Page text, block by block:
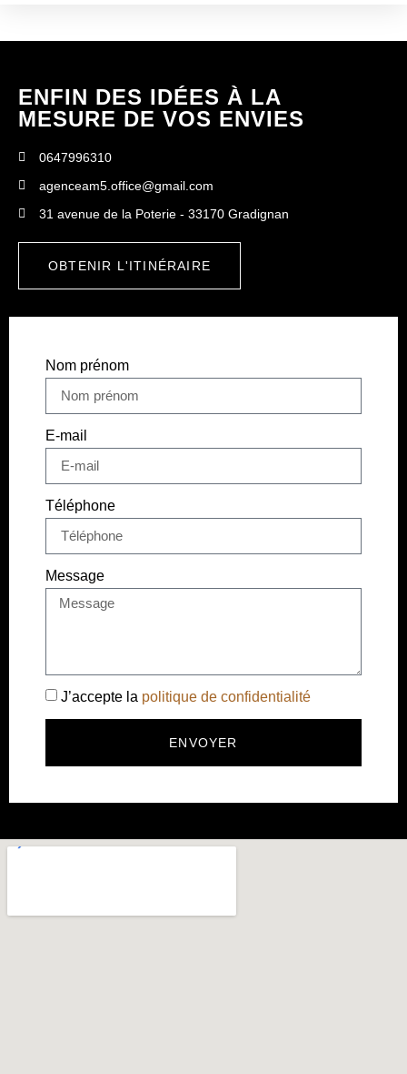
ENFIN DES IDÉES À LA
MESURE DE VOS ENVIES
0647996310
agenceam5.office@gmail.com
31 avenue de la Poterie - 33170 Gradignan
OBTENIR L'ITINÉRAIRE
Nom prénom
E-mail
Téléphone
Message
J’accepte la politique de confidentialité
ENVOYER